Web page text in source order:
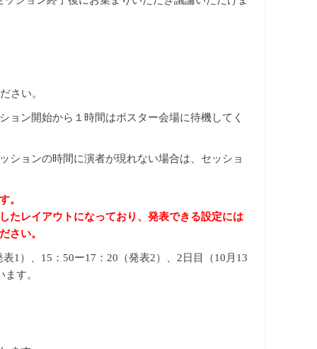
さい。
ョン開始から１時間はポスター会場に待機してく
ションの時間に演者が現れない場合は、セッショ
。
たレイアウトになっており、発表できる設定には
さい。
1）、15：50ー17：20（発表2）、2日目（10月13
す。